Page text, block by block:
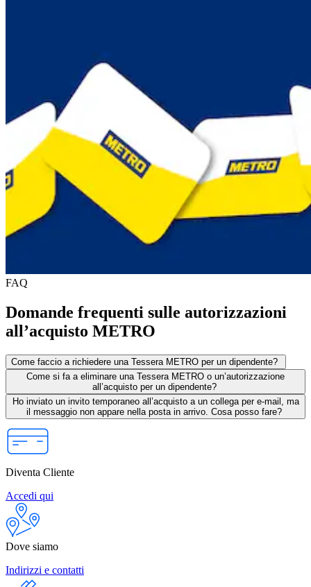
FAQ
Domande frequenti sulle autorizzazioni
all’acquisto METRO
Come faccio a richiedere una Tessera METRO per un dipendente?
Come si fa a eliminare una Tessera METRO o un’autorizzazione
all’acquisto per un dipendente?
Ho inviato un invito temporaneo all’acquisto a un collega per e-mail, ma
il messaggio non appare nella posta in arrivo. Cosa posso fare?
Diventa Cliente
Accedi qui
Dove siamo
Indirizzi e contatti